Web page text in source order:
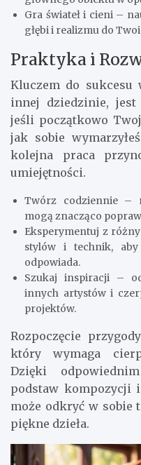
Gra świateł i cieni –
głębi i realizmu do
Praktyka i
Kluczem do
innej dziedzinie,
jeśli początkowo
jak sobie
kolejna praca
umiejętności.
Twórz codziennie –
mogą znacząco
Eksperymentuj z
stylów i technik,
odpowiada.
Szukaj inspiracji –
innych artystów i
projektów.
Rozpoczęcie
który wymaga
Dzięki
podstaw kompozycji
może odkryć w sobie
piękne dzieła.